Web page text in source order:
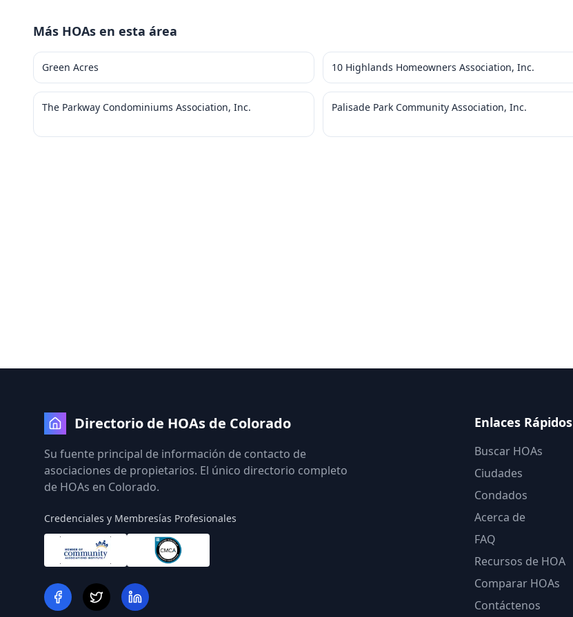
Más HOAs en esta área
Green Acres 10 Highlands Homeowners Association, Inc.
The Parkway Condominiums Association, Inc. Palisade Park Community Association, Inc.
Directorio de HOAs de Colorado
Su fuente principal de información de contacto de
asociaciones de propietarios. El único directorio completo
de HOAs en Colorado.
Credenciales y Membresías Profesionales
Enlaces Rápidos
Buscar HOAs
Ciudades
Condados
Acerca de
FAQ
Recursos de HOA
Comparar HOAs
Contáctenos